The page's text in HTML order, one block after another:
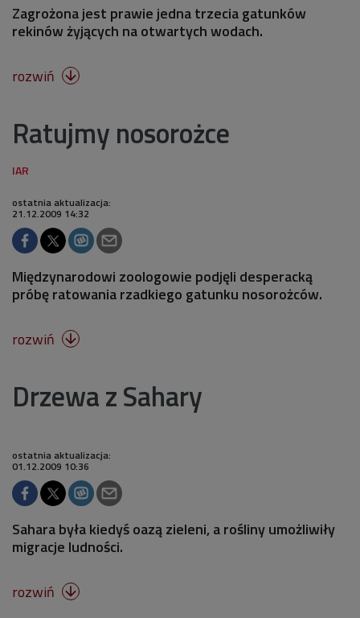
Zagrożona jest prawie jedna trzecia gatunków
rekinów żyjących na otwartych wodach.
rozwiń 
Ratujmy nosorożce
ostatnia aktualizacja:
21.12.2009 14:32
Międzynarodowi zoologowie podjęli desperacką
próbę ratowania rzadkiego gatunku nosorożców.
rozwiń 
Drzewa z Sahary
ostatnia aktualizacja:
01.12.2009 10:36
Sahara była kiedyś oazą zieleni, a rośliny umożliwiły
migracje ludności.
rozwiń 